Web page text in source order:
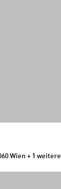
Wien + 1 weitere